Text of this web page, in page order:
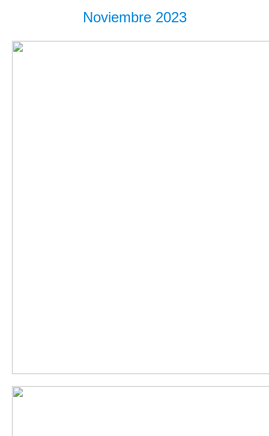
Noviembre 2023